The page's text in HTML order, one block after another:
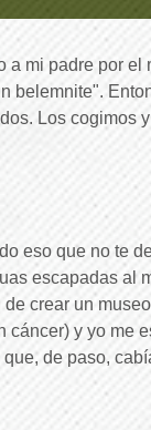
padre por el
belemnite".
Los cogimos
eso que no te
escapadas al
crear un
y yo me
de paso,